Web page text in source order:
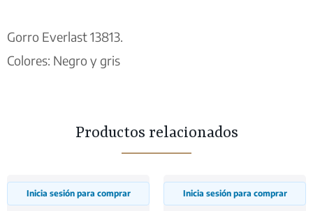
Gorro Everlast 13813.
Colores: Negro y gris
Productos relacionados
Inicia sesión para comprar Inicia sesión para comprar